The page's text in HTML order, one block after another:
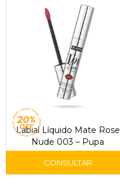
Labial Líquido Mate Rose
Nude 003 – Pupa